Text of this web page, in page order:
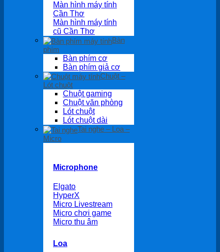
Màn hình máy tính
Cần Thơ
Màn hình máy tính
cũ Cần Thơ
Bàn
phím
Bàn phím cơ
Bàn phím giả cơ
Chuột –
Lót chuột
Chuột gaming
Chuột văn phòng
Lót chuột
Lót chuột dài
Tai nghe – Loa –
Micro
Microphone
Elgato
HyperX
Micro Livestream
Micro chơi game
Micro thu âm
Loa